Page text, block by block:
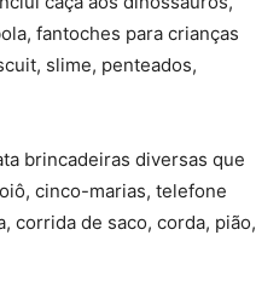
fantoches para crianças
slime, penteados,
brincadeiras diversas que
cinco-marias, telefone
corrida de saco, corda, pião,